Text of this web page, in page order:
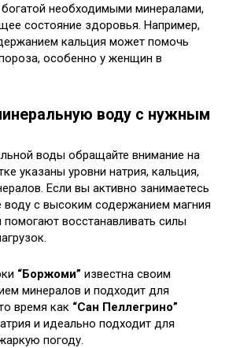
необходимыми минералами,
состояние здоровья. Например,
кальция может помочь
особенно у женщин в
воду с нужным
воды обращайте внимание на
указаны уровни натрия, кальция,
Если вы активно занимаетесь
воду с высоким содержанием магния
помогают восстанавливать силы
“Боржоми” известна своим
минералов и подходит для
время как “Сан Пеллегрино”
и идеально подходит для
погоду.